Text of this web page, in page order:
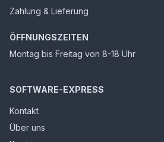
Zahlung & Lieferung
ÖFFNUNGSZEITEN
Montag bis Freitag von 8-18 Uhr
SOFTWARE-EXPRESS
Kontakt
Über uns